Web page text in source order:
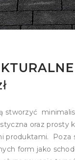
stworzyć
oraz prosty
produktami. Poza
form jako